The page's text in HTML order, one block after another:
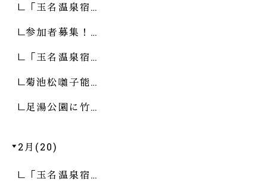
「玉名温泉宿…
参加者募集！…
「玉名温泉宿…
菊池松囃子能…
足湯公園に竹…
2月(20)
「玉名温泉宿…